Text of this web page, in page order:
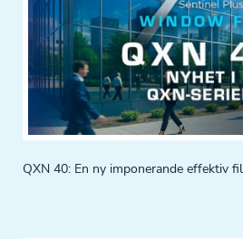
QXN 40: En ny imponerande effektiv